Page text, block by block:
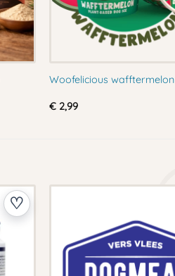
Woofelicious wafftermelon
€ 2,99